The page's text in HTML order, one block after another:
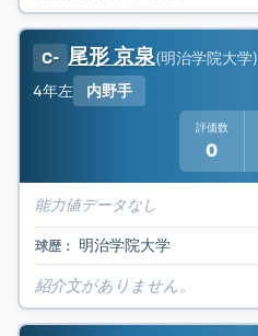
C- 尾形 京泉(明治学院大学)
4年左 内野手
評価数
0
能力値データなし
球歴： 明治学院大学
紹介文がありません。